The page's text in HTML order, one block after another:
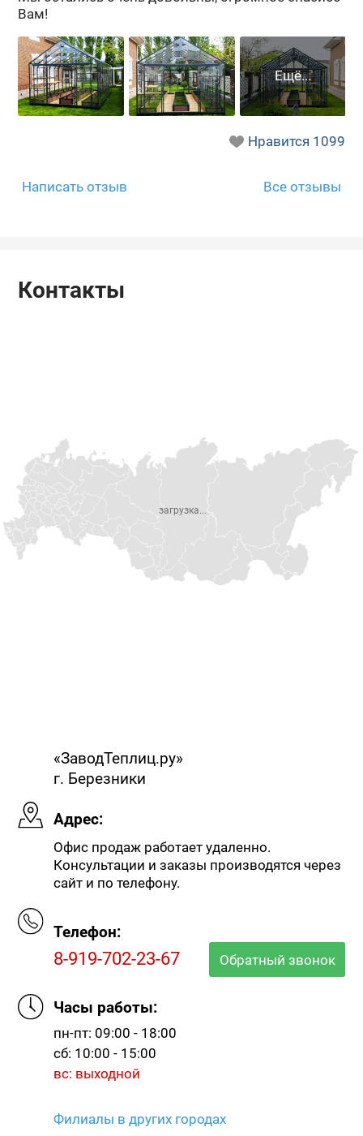
Вам!
Нравится 1099
Написать отзыв Все отзывы
Контакты
«ЗаводТеплиц.ру»
г. Березники
Адрес:
Офис продаж работает удаленно.
Консультации и заказы производятся через
сайт и по телефону.
Телефон:
8-919-702-23-67 Обратный звонок
Часы работы:
пн-пт: 09:00 - 18:00
сб: 10:00 - 15:00
вс: выходной
Филиалы в других городах
загрузка...